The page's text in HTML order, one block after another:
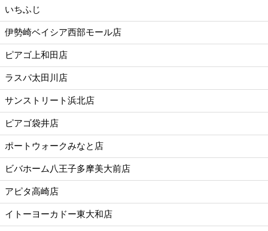
いちふじ
伊勢崎ベイシア西部モール店
ピアゴ上和田店
ラスパ太田川店
サンストリート浜北店
ピアゴ袋井店
ポートウォークみなと店
ビバホーム八王子多摩美大前店
アピタ高崎店
イトーヨーカドー東大和店